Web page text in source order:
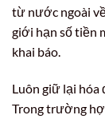
từ nước ngoài
giới hạn số tiền
khai báo.
Luôn giữ lại hóa
Trong trường